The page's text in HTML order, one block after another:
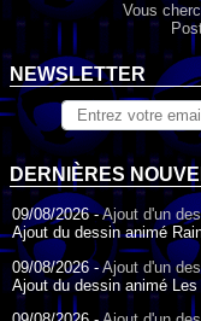
Vous
NEWSLETTER
DERNIÈRES
09/08/2026 -Ajout d'un
Ajout du dessin animé
09/08/2026 -Ajout d'un
Ajout du dessin animé